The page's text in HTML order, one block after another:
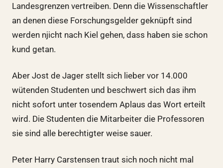
Landesgrenzen vertreiben. Denn die Wissenschaftler
an denen diese Forschungsgelder geknüpft sind
werden njicht nach Kiel gehen, dass haben sie schon
kund getan.
Aber Jost de Jager stellt sich lieber vor 14.000
wütenden Studenten und beschwert sich das ihm
nicht sofort unter tosendem Aplaus das Wort erteilt
wird. Die Studenten die Mitarbeiter die Professoren
sie sind alle berechtigter weise sauer.
Peter Harry Carstensen traut sich noch nicht mal